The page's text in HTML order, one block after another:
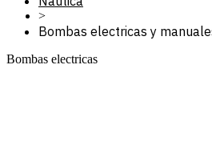
>
Bombas electricas y
Bombas electricas